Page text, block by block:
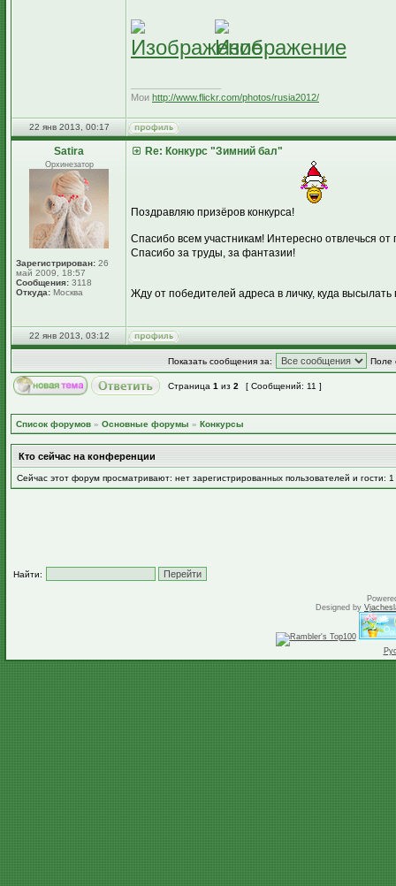
Мои http://www.flickr.com/photos/rusia2012/
22 янв 2013, 00:17
Satira
Орхинезатор
Зарегистрирован: 26
май 2009, 18:57
Сообщения: 3118
Откуда: Москва
Re: Конкурс "Зимний бал"
Поздравляю призёров конкурса!
Спасибо всем участникам! Интересно отвлечься
Спасибо за труды, за фантазии!
Жду от победителей адреса в личку, куда
22 янв 2013, 03:12
Показать сообщения за: Поле
Страница 1 из 2 [ Сообщений: 11 ]
Список форумов » Основные форумы » Конкурсы
Кто сейчас на конференции
Сейчас этот форум просматривают: нет зарегистрированных пользователей и гости: 1
Найти:
Designed by